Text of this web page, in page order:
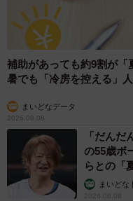
ダイエット効果をアピールす
めてますね……（画像提供：柴
ーー「車やん」と言わ
したか？
補助があっても約9割が
暑でも「冷房を控える」
まいどなデータ
2026.08.08
「だん
の55歳ボ
らとの「
まいどな
2026.08.08